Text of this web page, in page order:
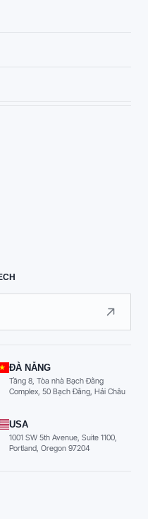
ĐÀ NẴNG
Tầng 8, Tòa nhà Bạch Đằng
Complex, 50 Bạch Đằng, Hải Châu
USA
1001 SW 5th Avenue, Suite 1100,
Portland, Oregon 97204